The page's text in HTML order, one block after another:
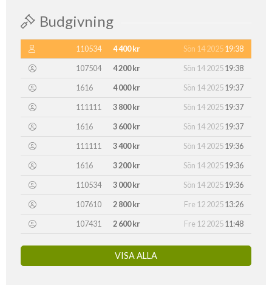
Budgivning
110534 4 400 kr Sön 14 202519:38
107504
4 200 kr Sön 14 202519:38
1616
4 000 kr Sön 14 202519:37
111111
3 800 kr Sön 14 202519:37
1616
3 600 kr Sön 14 202519:37
111111
3 400 kr Sön 14 202519:36
1616
3 200 kr Sön 14 202519:36
110534
3 000 kr Sön 14 202519:36
107610
2 800 kr Fre 12 202513:26
107431
2 600 kr Fre 12 202511:48
VISA ALLA